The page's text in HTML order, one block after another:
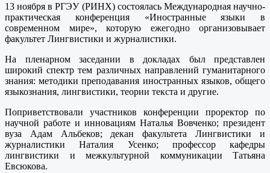
13 ноября в РГЭУ (РИНХ) состоялась Международная научно-
практическая конференция «Иностранные языки в
современном мире», которую ежегодно организовывает
факультет Лингвистики и журналистики.
На пленарном заседании в докладах был представлен
широкий спектр тем различных направлений гуманитарного
знания: методики преподавания иностранных языков, общего
языкознания, лингвистики, теории текста и другие.
Поприветствовали участников конференции проректор по
научной работе и инновациям Наталья Вовченко; президент
вуза Адам Альбеков; декан факультета Лингвистики и
журналистики Наталия Усенко; профессор кафедры
лингвистики и межкультурной коммуникации Татьяна
Евсюкова.